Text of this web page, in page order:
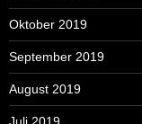
Oktober 2019
September 2019
August 2019